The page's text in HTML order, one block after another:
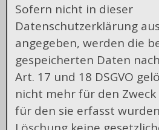
Sofern nicht in dieser
Datenschutzerklärung
angegeben, werden die
gespeicherten Daten
Art. 17 und 18 DSGVO
nicht mehr für den
für den sie erfasst